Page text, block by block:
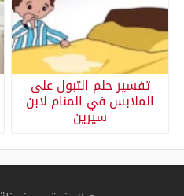
تفسير حلم التبول على
الملابس في المنام لابن
سيرين